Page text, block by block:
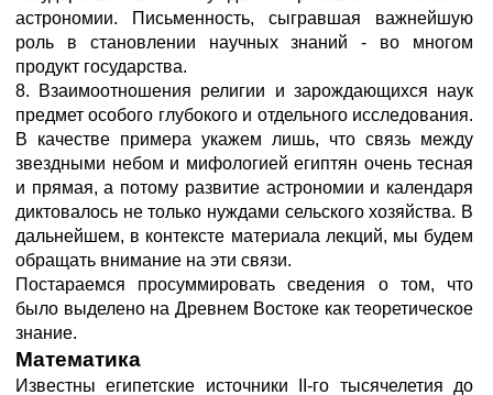
астрономии. Письменность, сыгравшая важнейшую
роль в становлении научных знаний - во многом
продукт государства.
8. Взаимоотношения религии и зарождающихся наук
предмет особого глубокого и отдельного исследования.
В качестве примера укажем лишь, что связь между
звездными небом и мифологией египтян очень тесная
и прямая, а потому развитие астрономии и календаря
диктовалось не только нуждами сельского хозяйства. В
дальнейшем, в контексте материала лекций, мы будем
обращать внимание на эти связи.
Постараемся просуммировать сведения о том, что
было выделено на Древнем Востоке как теоретическое
знание.
Математика
Известны египетские источники II-го тысячелетия до